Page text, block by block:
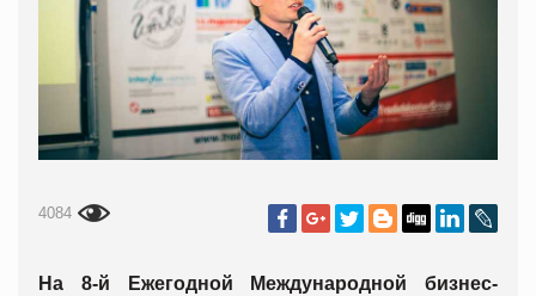
4084
На 8-й Ежегодной Международной бизнес-